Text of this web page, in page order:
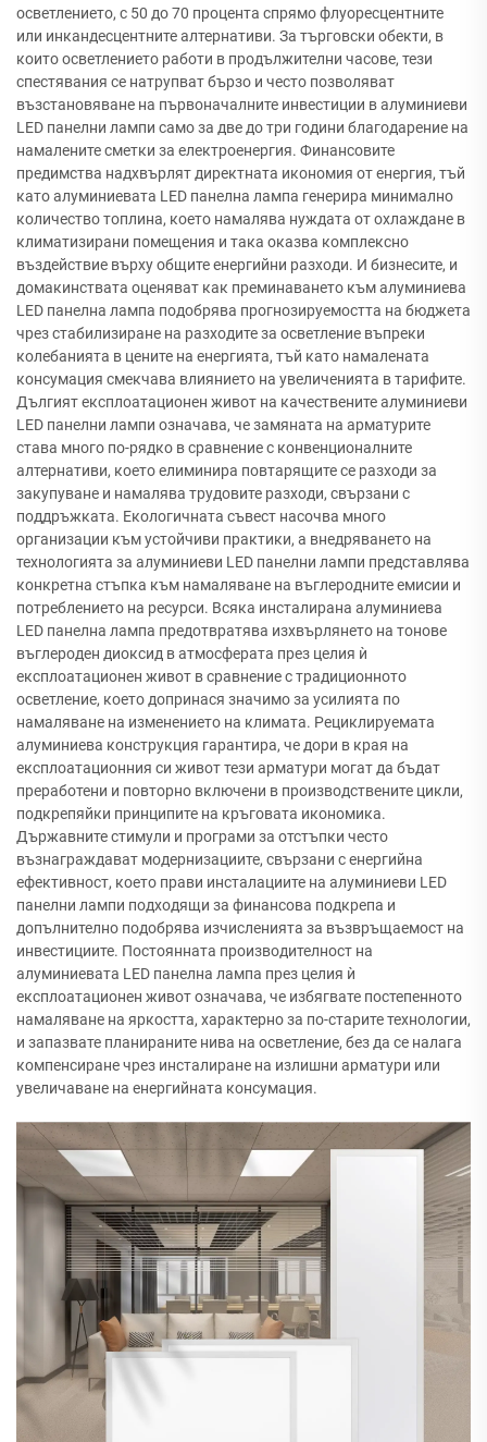
осветлението, с 50 до 70 процента спрямо флуоресцентните
или инкандесцентните алтернативи. За търговски обекти, в
които осветлението работи в продължителни часове, тези
спестявания се натрупват бързо и често позволяват
възстановяване на първоначалните инвестиции в алуминиеви
LED панелни лампи само за две до три години благодарение на
намалените сметки за електроенергия. Финансовите
предимства надхвърлят директната икономия от енергия, тъй
като алуминиевата LED панелна лампа генерира минимално
количество топлина, което намалява нуждата от охлаждане в
климатизирани помещения и така оказва комплексно
въздействие върху общите енергийни разходи. И бизнесите, и
домакинствата оценяват как преминаването към алуминиева
LED панелна лампа подобрява прогнозируемостта на бюджета
чрез стабилизиране на разходите за осветление въпреки
колебанията в цените на енергията, тъй като намалената
консумация смекчава влиянието на увеличенията в тарифите.
Дългият експлоатационен живот на качествените алуминиеви
LED панелни лампи означава, че замяната на арматурите
става много по-рядко в сравнение с конвенционалните
алтернативи, което елиминира повтарящите се разходи за
закупуване и намалява трудовите разходи, свързани с
поддръжката. Екологичната съвест насочва много
организации към устойчиви практики, а внедряването на
технологията за алуминиеви LED панелни лампи представлява
конкретна стъпка към намаляване на въглеродните емисии и
потреблението на ресурси. Всяка инсталирана алуминиева
LED панелна лампа предотвратява изхвърлянето на тонове
въглероден диоксид в атмосферата през целия ѝ
експлоатационен живот в сравнение с традиционното
осветление, което допринася значимо за усилията по
намаляване на изменението на климата. Рециклируемата
алуминиева конструкция гарантира, че дори в края на
експлоатационния си живот тези арматури могат да бъдат
преработени и повторно включени в производствените цикли,
подкрепяйки принципите на кръговата икономика.
Държавните стимули и програми за отстъпки често
възнаграждават модернизациите, свързани с енергийна
ефективност, което прави инсталациите на алуминиеви LED
панелни лампи подходящи за финансова подкрепа и
допълнително подобрява изчисленията за възвръщаемост на
инвестициите. Постоянната производителност на
алуминиевата LED панелна лампа през целия ѝ
експлоатационен живот означава, че избягвате постепенното
намаляване на яркостта, характерно за по-старите технологии,
и запазвате планираните нива на осветление, без да се налага
компенсиране чрез инсталиране на излишни арматури или
увеличаване на енергийната консумация.